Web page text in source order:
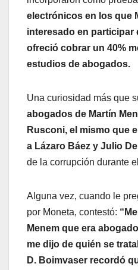
electrónicos en los que
interesado en participar
ofreció cobrar un 40%
estudios de abogados.
Una curiosidad más que
abogados de Martín
Rusconi, el mismo que
a Lázaro Báez y Julio
de la corrupción durante
Alguna vez, cuando le
por Moneta, contestó:
Menem que era
me dijo de quién se
D. Boimvaser recordó